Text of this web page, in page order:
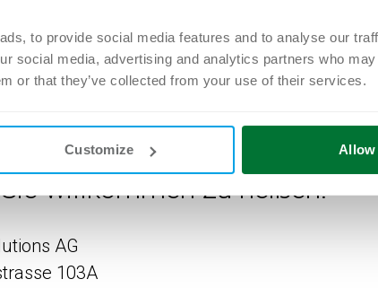
to provide social media features and to analyse our
social media, advertising and analytics partners who
or that they’ve collected from your use of their services.
Customize Allow
laden wir Sie herzlich
willkommen zu heißen!
AG
103A